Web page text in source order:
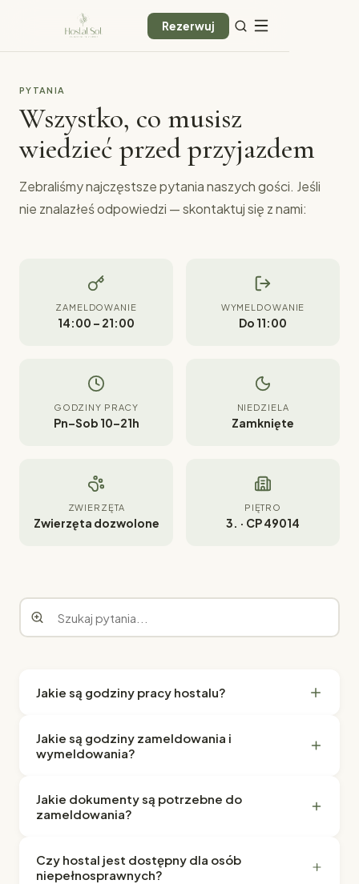
Rezerwuj
PYTANIA
Wszystko, co musisz
wiedzieć przed przyjazdem
Zebraliśmy najczęstsze pytania naszych gości. Jeśli
nie znalazłeś odpowiedzi — skontaktuj się z nami:
ZAMELDOWANIE
14:00 – 21:00
WYMELDOWANIE
Do 11:00
GODZINY PRACY
Pn–Sob 10–21h
NIEDZIELA
Zamknięte
ZWIERZĘTA
Zwierzęta dozwolone
PIĘTRO
3. · CP 49014
Jakie są godziny pracy hostalu?
Jakie są godziny zameldowania i
wymeldowania?
Jakie dokumenty są potrzebne do
zameldowania?
Czy hostal jest dostępny dla osób
niepełnosprawnych?